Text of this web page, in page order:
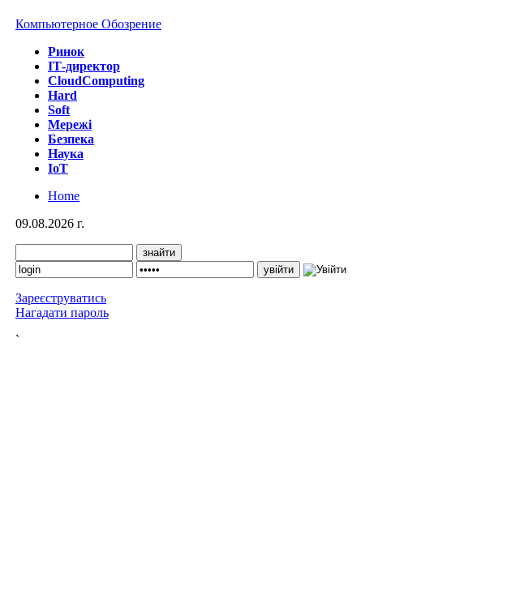
Компьютерное Обозрение
Ринок
IТ-директор
CloudComputing
Hard
Soft
Мережі
Безпека
Наука
IoT
Home
09.08.2026 г.
Зареєструватись
Нагадати пароль
`